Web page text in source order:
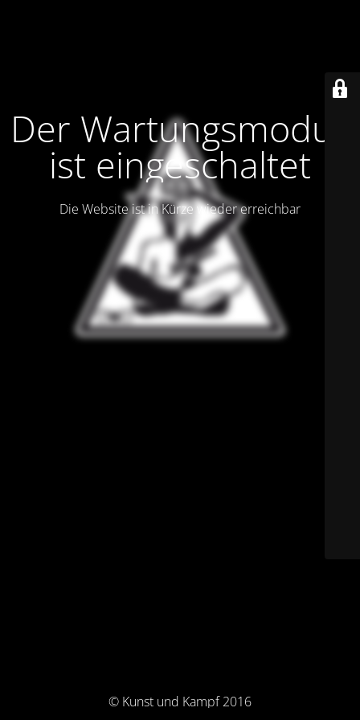
Der Wartungsmodus
ist eingeschaltet
Die Website ist in Kürze wieder erreichbar
© Kunst und Kampf 2016